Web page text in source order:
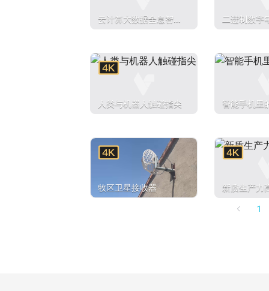
云计算大数据全息智慧
二进制数字
人类与机器人触碰指尖 智能手机里
牧区卫星接收器 新质生产力
1